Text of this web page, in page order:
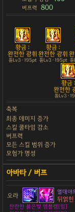
버프력 800
황금 :
완전한 광휘
튠Lv3 · 195pt
황금 :
완전한 광휘
튠Lv3 · 195pt
황금 :
완전한
튠Lv3 ·
축복
최종 데미지 증가
스킬 쿨타임 감소
버프력
모든 스킬 범위 증가
모험가 명성
오라 열대야
뒤얽
찬란한 붉은빛 엠블렘[힘]